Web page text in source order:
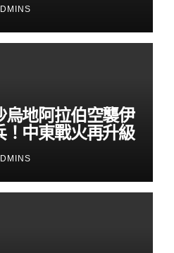
烏地阿拉伯空襲伊
！中東戰火再升級